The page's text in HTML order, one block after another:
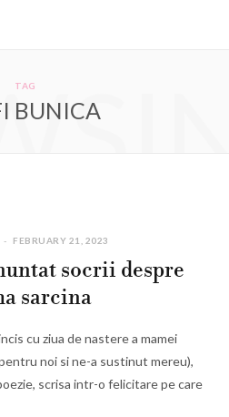
TAG
BUNICA
FEBRUARY 21, 2023
socrii despre
sarcina
cu ziua de nastere a mamei
noi si ne-a sustinut mereu),
scrisa intr-o felicitare pe care